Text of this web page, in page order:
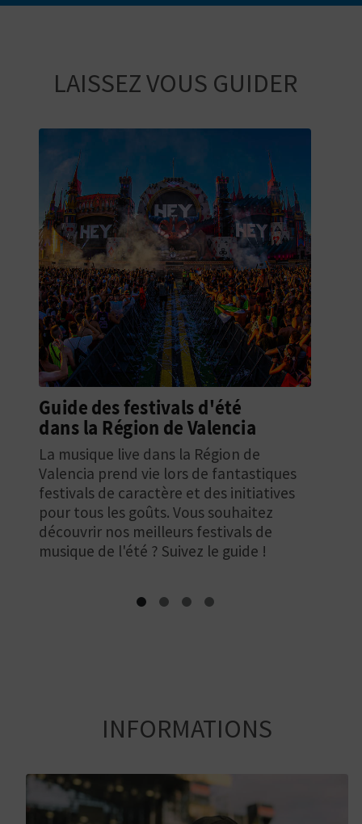
LAISSEZ VOUS GUIDER
Janvier dans la Région de
Valencia
Découvrez que faire en début d’année
dans la Région de Valencia : voici les
activités qui vous attendent pendant le
mois de janvier.